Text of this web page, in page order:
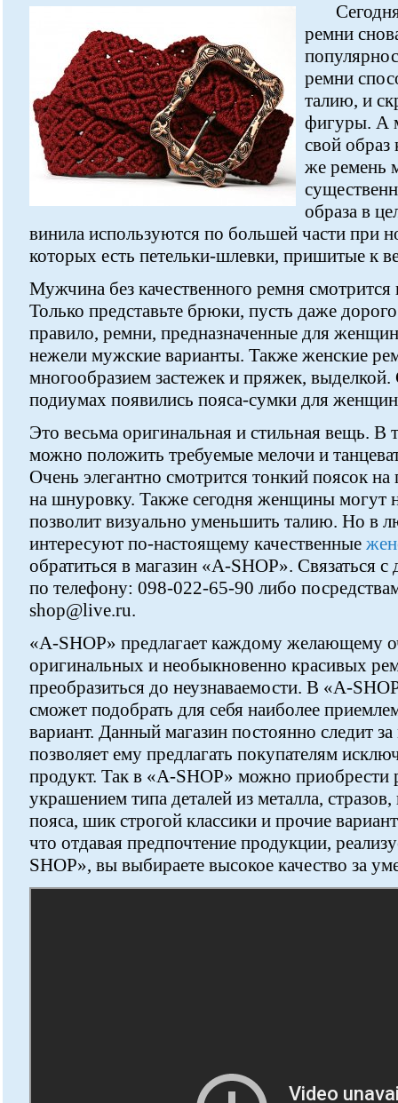
ремни
ремни
талию, и
фигуры. А
свой
же ремень
образа в
винила используются по большей части при
которых есть петельки-шлевки, пришитые к
Мужчина без качественного ремня
Только представьте брюки, пусть даже
правило, ремни, предназначенные для
нежели мужские варианты. Также женские
многообразием застежек и пряжек,
подиумах появились пояса-сумки для
Это весьма оригинальная и стильная вещь. В
можно положить требуемые мелочи и
Очень элегантно смотрится тонкий поясок
на шнуровку. Также сегодня женщины могут
позволит визуально уменьшить талию. Но в
интересуют по-настоящему качественные
обратиться в магазин «A-SHOP». Связаться
по телефону: 098-022-65-90 либо
shop@live.ru.
«A-SHOP» предлагает каждому желающему
оригинальных и необыкновенно красивых
преобразиться до неузнаваемости. В «A-
сможет подобрать для себя наиболее
вариант. Данный магазин постоянно следит
позволяет ему предлагать покупателям
продукт. Так в «A-SHOP» можно приобрести
украшением типа деталей из металла,
пояса, шик строгой классики и прочие
что отдавая предпочтение продукции,
SHOP», вы выбираете высокое качество за